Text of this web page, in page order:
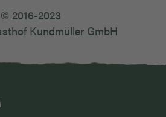
© 2016-2023
Kundmüller GmbH